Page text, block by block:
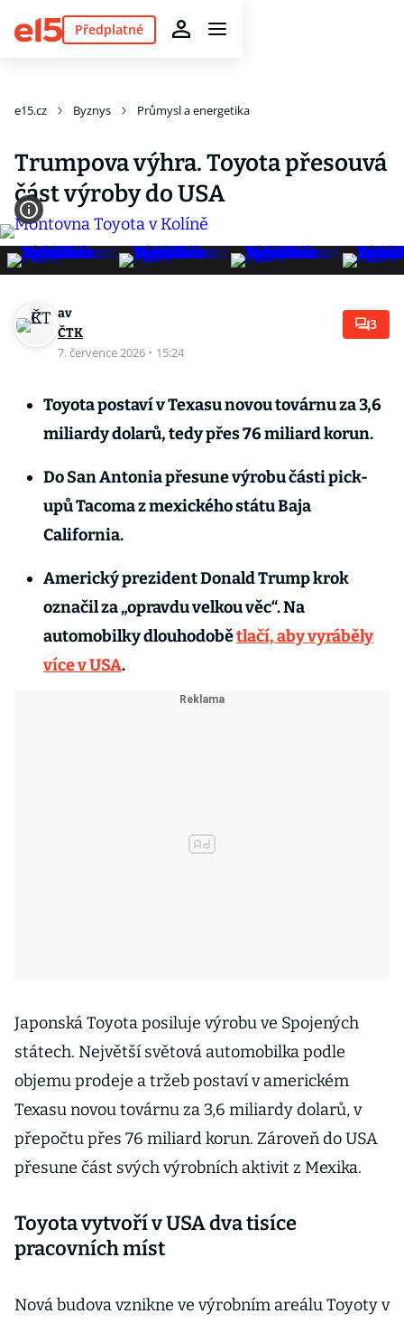
Předplatné
e15.cz Byznys Průmysl a energetika
Trumpova výhra. Toyota přesouvá
část výroby do USA
av
ČTK
7. července 2026 · 15:24
3
Toyota postaví v Texasu novou továrnu za 3,6
miliardy dolarů, tedy přes 76 miliard korun.
Do San Antonia přesune výrobu části pick-
upů Tacoma z mexického státu Baja
California.
Americký prezident Donald Trump krok
označil za „opravdu velkou věc“. Na
automobilky dlouhodobětlačí, aby vyráběly
více v USA.
Japonská Toyota posiluje výrobu ve Spojených
státech. Největší světová automobilka podle
objemu prodeje a tržeb postaví v americkém
Texasu novou továrnu za 3,6 miliardy dolarů, v
přepočtu přes 76 miliard korun. Zároveň do USA
přesune část svých výrobních aktivit z Mexika.
Toyota vytvoří v USA dva tisíce
pracovních míst
Nová budova vznikne ve výrobním areálu Toyoty v